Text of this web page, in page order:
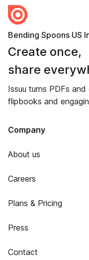
Bending Spoons US
Create once,
share
Issuu turns PDFs
flipbooks and
Company
About us
Careers
Plans & Pricing
Press
Contact